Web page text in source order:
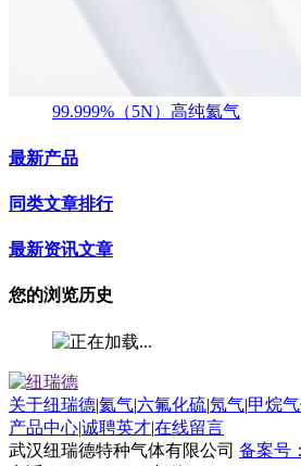
99.999%（5N）高纯氦气
最新产品
同类文章排行
最新资讯文章
您的浏览历史
关于纽瑞德|氦气|六氟化硫|氖气|甲烷
产品中心|诚聘英才|在线留言
武汉纽瑞德特种气体有限公司 备案号